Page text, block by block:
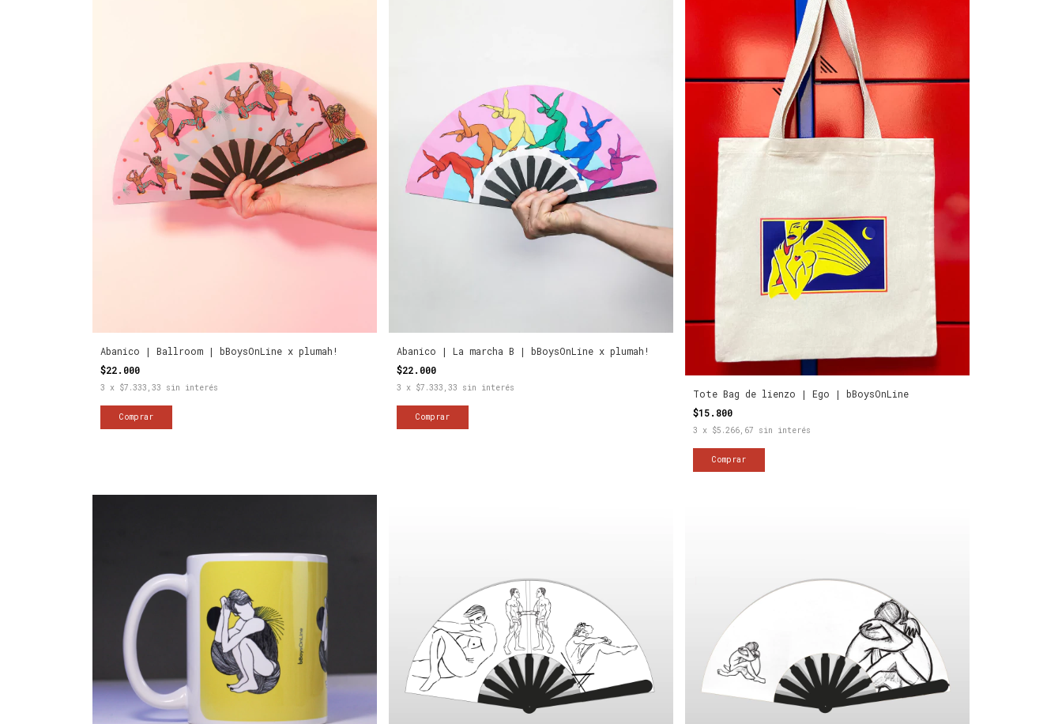
Abanico | Ballroom | bBoysOnLine x plumah!
$22.000
3 x $7.333,33 sin interés
Abanico | La marcha B | bBoysOnLine x plumah!
$22.000
3 x $7.333,33 sin interés
Tote Bag de lienzo | Ego | bBoysOnLine
$15.800
3 x $5.266,67 sin interés